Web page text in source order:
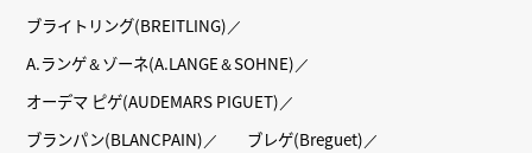
ブライトリング(BREITLING)
A.ランゲ＆ゾーネ(A.LANGE＆SOHNE)
オーデマ ピゲ(AUDEMARS PIGUET)
ブランパン(BLANCPAIN)
ブレゲ(Breguet)